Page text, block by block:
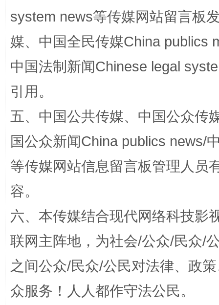
system news等传媒网站留言板
媒、中国全民传媒China publics
中国法制新闻Chinese legal
引用。
五、中国公共传媒、中国公众传
国公众新闻China publics news/
等传媒网站信息留言板管理人员
容。
六、本传媒结合现代网络科技影
联网主阵地，为社会/公众/民众/
之间公众/民众/公民对法律、政
众服务！人人都作守法公民。